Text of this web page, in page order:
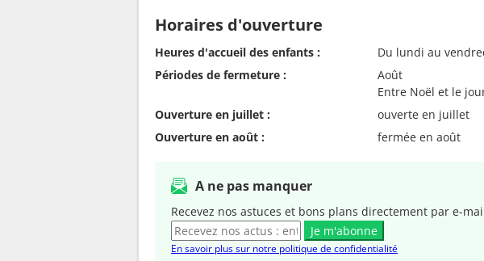
Horaires d'ouverture
Heures d'accueil des enfants :
Du lundi au
Périodes de fermeture :
Août
Entre Noël et le
Ouverture en juillet :
ouverte en juillet
Ouverture en août :
fermée en août
A ne pas manquer
Recevez nos astuces et bons plans directement par e-
Je m'abonne
En savoir plus sur notre politique de confidentialité